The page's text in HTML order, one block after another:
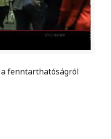
a fenntarthatóságról